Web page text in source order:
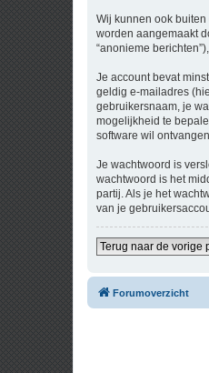
Wij kunnen ook buiten
worden aangemaakt
“anonieme
Je account bevat
geldig e-mailadres
gebruikersnaam, je
mogelijkheid te
software wil ontvangen.
Je wachtwoord is
wachtwoord is het
partij. Als je het
van je
Terug naar de vorige
Forumoverzicht